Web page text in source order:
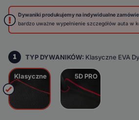
Dywaniki produkujemy na indywidualne
bardzo uważne wypełnienie szczegółów auta w
1 TYP DYWANIKÓW: Klasyczne EVA
Klasyczne 5D PRO